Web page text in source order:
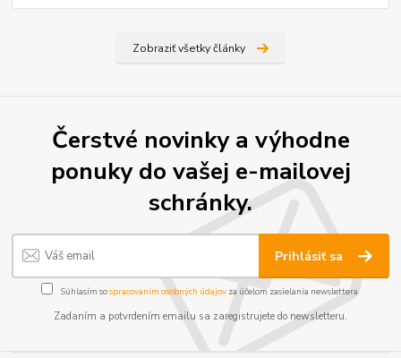
Zobraziť všetky články
Čerstvé novinky a výhodne
ponuky do vašej e-mailovej
schránky.
Prihlásiť sa
Súhlasím sospracovaním osobných údajov za účelom zasielania newslettera.
Zadaním a potvrdením emailu sa zaregistrujete do newsletteru.